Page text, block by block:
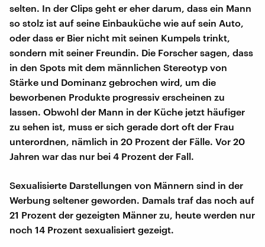
selten. In der Clips geht er eher darum, dass ein Mann
so stolz ist auf seine Einbauküche wie auf sein Auto,
oder dass er Bier nicht mit seinen Kumpels trinkt,
sondern mit seiner Freundin. Die Forscher sagen, dass
in den Spots mit dem männlichen Stereotyp von
Stärke und Dominanz gebrochen wird, um die
beworbenen Produkte progressiv erscheinen zu
lassen. Obwohl der Mann in der Küche jetzt häufiger
zu sehen ist, muss er sich gerade dort oft der Frau
unterordnen, nämlich in 20 Prozent der Fälle. Vor 20
Jahren war das nur bei 4 Prozent der Fall.
Sexualisierte Darstellungen von Männern sind in der
Werbung seltener geworden. Damals traf das noch auf
21 Prozent der gezeigten Männer zu, heute werden nur
noch 14 Prozent sexualisiert gezeigt.